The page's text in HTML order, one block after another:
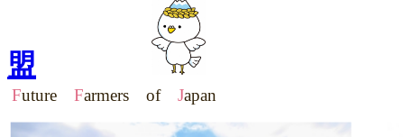
盟
Future Farmers of Japan